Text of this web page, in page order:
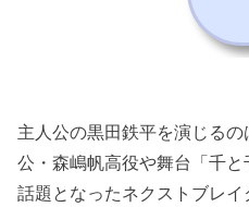
主人公の黒田鉄平を演じる
公・森嶋帆高役や舞台「千
話題となったネクストブレイ